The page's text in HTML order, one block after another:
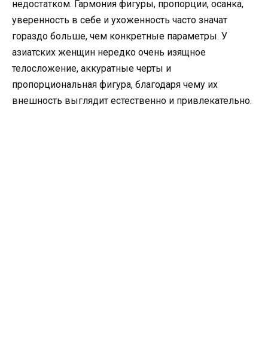
недостатком. Гармония фигуры, пропорции, осанка,
уверенность в себе и ухоженность часто значат
гораздо больше, чем конкретные параметры. У
азиатских женщин нередко очень изящное
телосложение, аккуратные черты и
пропорциональная фигура, благодаря чему их
внешность выглядит естественно и привлекательно.